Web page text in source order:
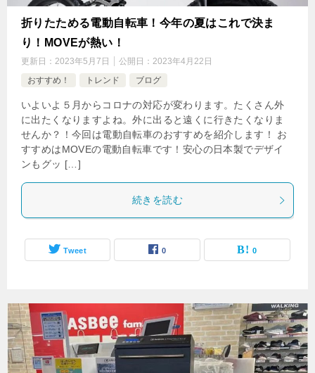
折りたためる電動自転車！今年の夏はこれで決ま
り！MOVEが熱い！
更新日： 2023年5月7日 公開日： 2023年4月22日
おすすめ！
トレンド ブログ
いよいよ５月からコロナの対応が変わります。たくさん外
に出たくなりますよね。外に出ると遠くに行きたくなりま
せんか？！今回は電動自転車のおすすめを紹介します！ お
すすめはMOVEの電動自転車です！安心の日本製でデザイ
ンもグッ […]
続きを読む
Tweet 0 0